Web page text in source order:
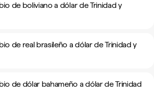
de boliviano a dólar de Trinidad y
de real brasileño a dólar de Trinidad y
de dólar bahameño a dólar de Trinidad